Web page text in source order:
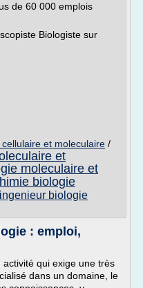
de 60 000 emplois
Biologiste sur
et moleculaire /
et
moleculaire et
biologie
ingenieur biologie
: emploi,
qui exige une très
dans un domaine, le